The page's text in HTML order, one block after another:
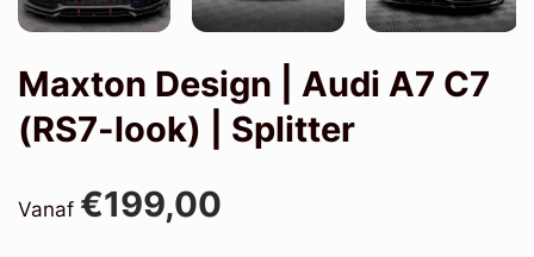
Maxton Design | Audi A7 C7
(RS7-look) | Splitter
Vanaf €199,00